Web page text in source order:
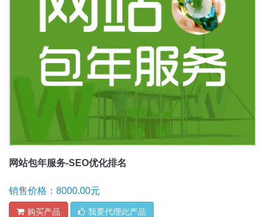
网站包年服务-SEO优化排名
销售价格：8000.00元
购买产品 我要代理此产品